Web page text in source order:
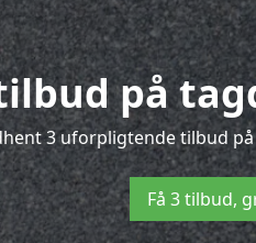
på
3 uforpligtende tilbud
Få 3 tilbud,